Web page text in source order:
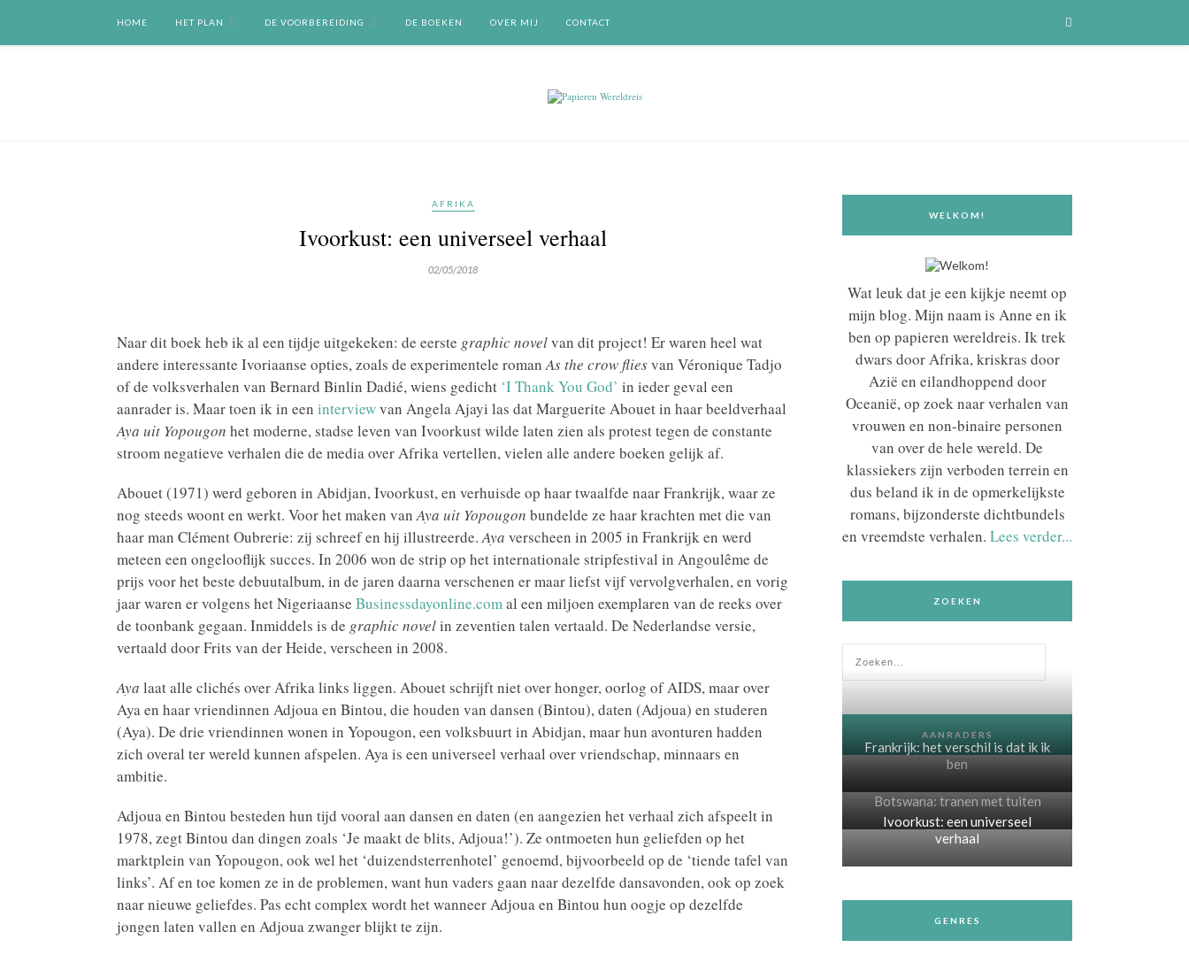
HOME HET PLAN DE VOORBEREIDING DE BOEKEN OVER MIJ CONTACT
AFRIKA
Ivoorkust: een universeel verhaal
02/05/2018
Naar dit boek heb ik al een tijdje uitgekeken: de eerste graphic novelvan dit project! Er waren heel wat
andere interessante Ivoriaanse opties, zoals de experimentele romanAs the crow fliesvan Véronique Tadjo
of de volksverhalen van Bernard Binlin Dadié, wiens gedicht ‘I Thank You God’ in ieder geval een
aanrader is. Maar toen ik in een interviewvan Angela Ajayi las dat Marguerite Abouet in haar beeldverhaal
Aya uit Yopougon het moderne, stadse leven van Ivoorkust wilde laten zien als protest tegen de constante
stroom negatieve verhalen die de media over Afrika vertellen, vielen alle andere boeken gelijk af.
Abouet (1971) werd geboren in Abidjan, Ivoorkust, en verhuisde op haar twaalfde naar Frankrijk, waar ze
nog steeds woont en werkt. Voor het maken vanAya uit Yopougon bundelde ze haar krachten met die van
haar man Clément Oubrerie: zij schreef en hij illustreerde.Aya verscheen in 2005 in Frankrijk en werd
meteen een ongelooflijk succes. In 2006 won de strip op het internationale stripfestival in Angoulême de
prijs voor het beste debuutalbum, in de jaren daarna verschenen er maar liefst vijf vervolgverhalen, en vorig
jaar waren er volgens het Nigeriaanse Businessdayonline.comal een miljoen exemplaren van de reeks over
de toonbank gegaan. Inmiddels is de graphic novelin zeventien talen vertaald. De Nederlandse versie,
vertaald door Frits van der Heide, verscheen in 2008.
Aya laat alle clichés over Afrika links liggen. Abouet schrijft niet over honger, oorlog of AIDS, maar over
Aya en haar vriendinnen Adjoua en Bintou, die houden van dansen (Bintou), daten (Adjoua) en studeren
(Aya). De drie vriendinnen wonen in Yopougon, een volksbuurt in Abidjan, maar hun avonturen hadden
zich overal ter wereld kunnen afspelen. Aya is een universeel verhaal over vriendschap, minnaars en
ambitie.
Adjoua en Bintou besteden hun tijd vooral aan dansen en daten (en aangezien het verhaal zich afspeelt in
1978, zegt Bintou dan dingen zoals ‘Je maakt de blits, Adjoua!’). Ze ontmoeten hun geliefden op het
marktplein van Yopougon, ook wel het ‘duizendsterrenhotel’ genoemd, bijvoorbeeld op de ‘tiende tafel van
links’. Af en toe komen ze in de problemen, want hun vaders gaan naar dezelfde dansavonden, ook op zoek
naar nieuwe geliefdes. Pas echt complex wordt het wanneer Adjoua en Bintou hun oogje op dezelfde
jongen laten vallen en Adjoua zwanger blijkt te zijn.
WELKOM!
Wat leuk dat je een kijkje neemt op
mijn blog. Mijn naam is Anne en ik
ben op papieren wereldreis. Ik trek
dwars door Afrika, kriskras door
Azië en eilandhoppend door
Oceanië, op zoek naar verhalen van
vrouwen en non-binaire personen
van over de hele wereld. De
klassiekers zijn verboden terrein en
dus beland ik in de opmerkelijkste
romans, bijzonderste dichtbundels
en vreemdste verhalen. Lees verder...
ZOEKEN
AANRADERS
Frankrijk: het verschil is dat ik ik
ben
Botswana: tranen met tuiten
Ivoorkust: een universeel
verhaal
GENRES